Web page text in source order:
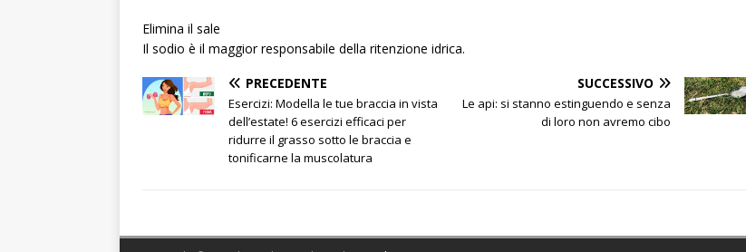
Elimina il sale
Il sodio è il maggior responsabile della ritenzione idrica.
PRECEDENTE
Esercizi: Modella le tue braccia in vista
dell’estate! 6 esercizi efficaci per
ridurre il grasso sotto le braccia e
tonificarne la muscolatura
SUCCESSIVO
Le api: si stanno estinguendo e senza
di loro non avremo cibo